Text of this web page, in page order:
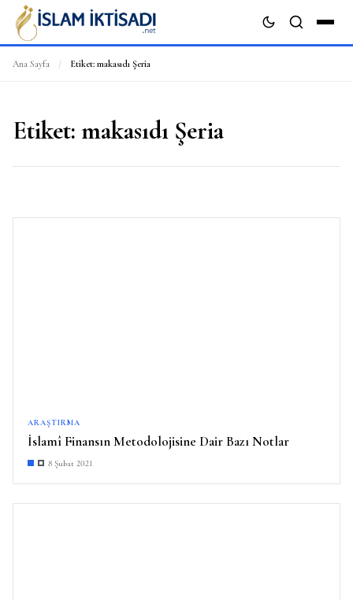
Ana Sayfa / Etiket: makasıdı Şeria
Etiket: makasıdı Şeria
ARAŞTIRMA
İslamî Finansın Metodolojisine Dair Bazı Notlar
8 Şubat 2021